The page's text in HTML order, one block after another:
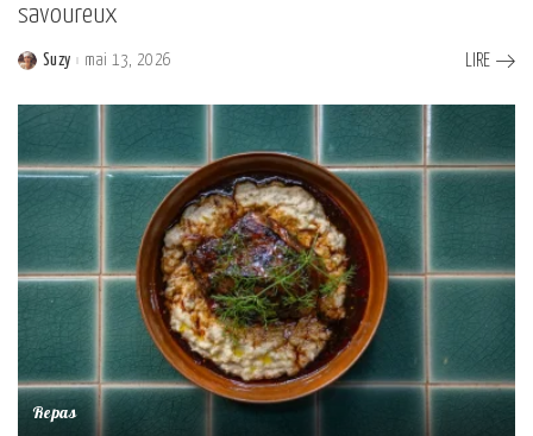
savoureux
Posted
Suzy mai 13, 2026 LIRE
Repas